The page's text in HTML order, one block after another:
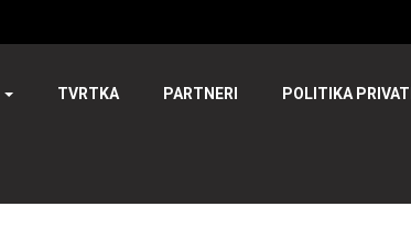
TVRTKA PARTNERI POLITIKA